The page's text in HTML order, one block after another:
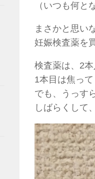
（いつも何と
まさかと思い
妊娠検査薬を
検査薬は、2
1本目は焦っ
でも、うっす
しばらくして